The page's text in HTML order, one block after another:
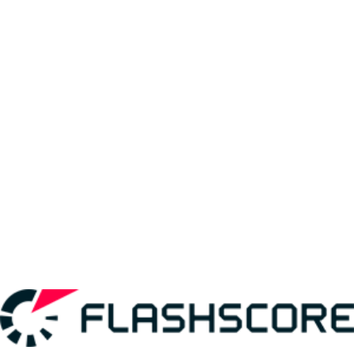
Безупречно начало за Ига Швьонтек
Монфис: Искам хората да ме помнят като човек, който носи радост
Фриц: Басавареди ме разби с късите топки
Джокович: Засега тялото ми се чувства добре
Американец поднесе първата голяма изненада на Ролан Гарос